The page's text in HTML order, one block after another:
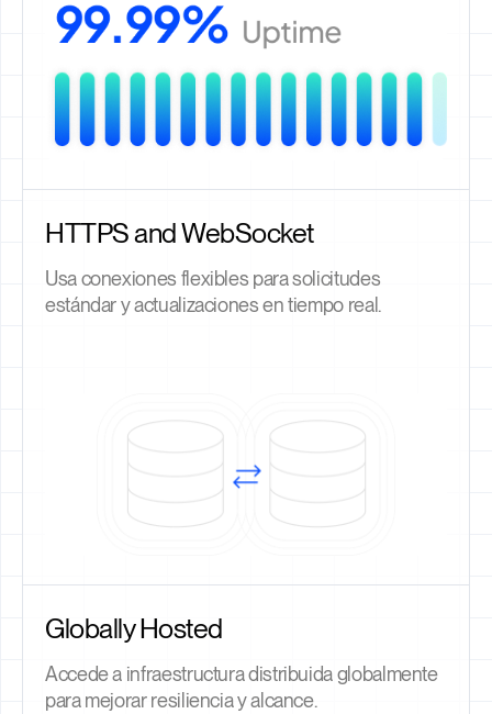
HTTPS and WebSocket
Usa conexiones flexibles para solicitudes
estándar y actualizaciones en tiempo real.
Globally Hosted
Accede a infraestructura distribuida globalmente
para mejorar resiliencia y alcance.